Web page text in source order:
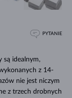
są idealnym,
z 14-
nie jest niczym
z trzech drobnych
PYTANIE